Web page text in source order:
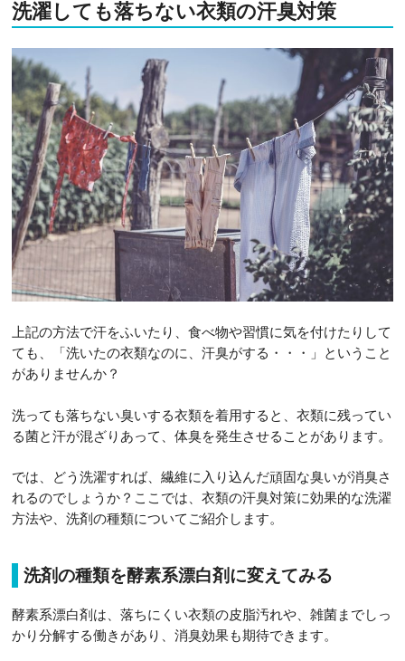
洗濯しても落ちない衣類の汗臭対策
上記の方法で汗をふいたり、食べ物や習慣に気を付けたりして
ても、「洗いたの衣類なのに、汗臭がする・・・」ということ
がありませんか？
洗っても落ちない臭いする衣類を着用すると、衣類に残ってい
る菌と汗が混ざりあって、体臭を発生させることがあります。
では、どう洗濯すれば、繊維に入り込んだ頑固な臭いが消臭さ
れるのでしょうか？ここでは、衣類の汗臭対策に効果的な洗濯
方法や、洗剤の種類についてご紹介します。
洗剤の種類を酵素系漂白剤に変えてみる
酵素系漂白剤は、落ちにくい衣類の皮脂汚れや、雑菌までしっ
かり分解する働きがあり、消臭効果も期待できます。